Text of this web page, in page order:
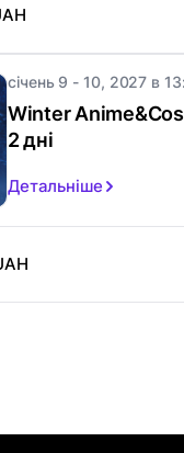
січень 9 - 10, 2027 в
Winter
2 дні
Детальніше